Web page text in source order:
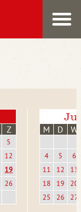
Z
5
12
19
26
M D W
4 5
6
11
12
13
18
19
20
25
26 27